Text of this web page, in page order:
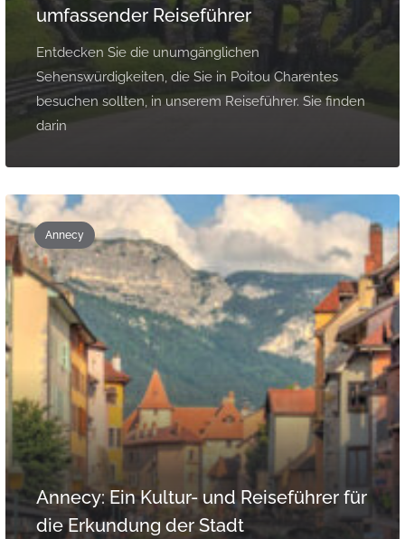
umfassender Reiseführer
Entdecken Sie die unumgänglichen
Sehenswürdigkeiten, die Sie in Poitou Charentes
besuchen sollten, in unserem Reiseführer. Sie finden
darin
Annecy
Annecy: Ein Kultur- und Reiseführer für
die Erkundung der Stadt